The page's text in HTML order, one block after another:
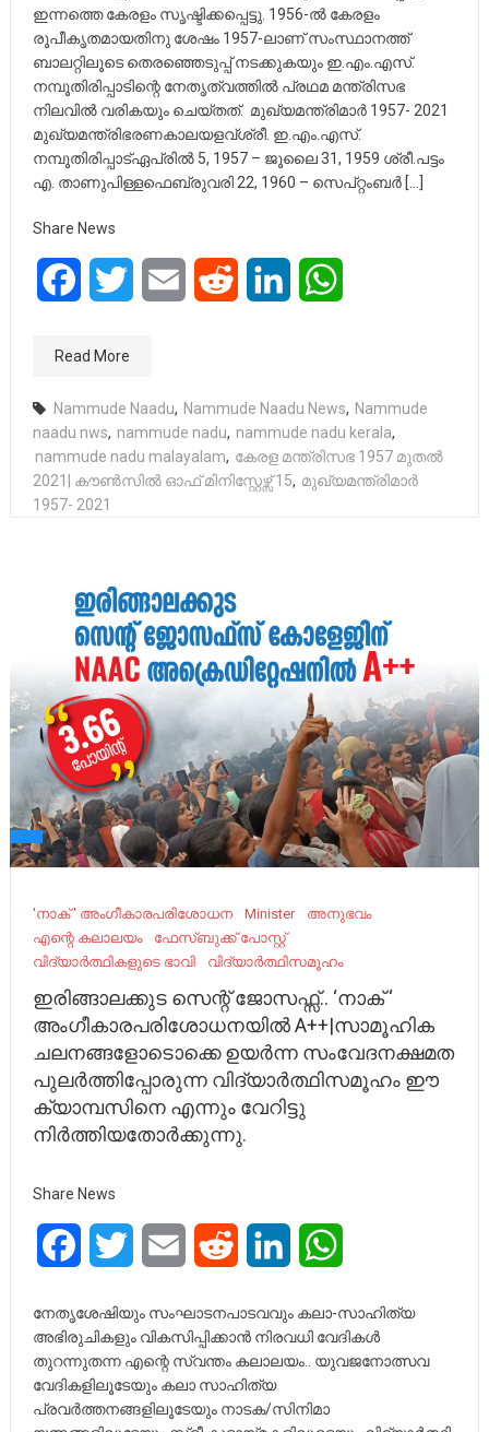
ഇന്നത്തെ കേരളം സൃഷ്ടിക്കപ്പെട്ടു. 1956-ൽ കേരളം
രൂപീകൃതമായതിനു ശേഷം 1957-ലാണ് സംസ്ഥാനത്ത്
ബാലറ്റിലൂടെ തെരഞ്ഞെടുപ്പ് നടക്കുകയും ഇ.എം.എസ്.
നമ്പൂതിരിപ്പാടിന്റെ നേതൃത്വത്തിൽ പ്രഥമ മന്ത്രിസഭ
നിലവിൽ വരികയും ചെയ്തത്. ​ മുഖ്യമന്ത്രിമാർ 1957- 2021
മുഖ്യമന്ത്രിഭരണകാലയളവ്ശ്രീ. ഇ.എം.എസ്.
നമ്പൂതിരിപ്പാട്ഏപ്രിൽ 5, 1957 – ജൂലൈ 31, 1959 ശ്രീ.പട്ടം
എ. താണുപിള്ളഫെബ്രുവരി 22, 1960 – സെപ്റ്റംബർ […]
Share News
FacebookTwitter Email Reddit LinkedIn
Read More
Nammude Naadu, Nammude Naadu News, Nammude
naadu nws, nammude nadu, nammude nadu kerala,
nammude nadu malayalam, കേരള മന്ത്രിസഭ 1957 മുതൽ
2021| കൗൺസിൽ ഓഫ് മിനിസ്റ്റേഴ്സ് 15, മുഖ്യമന്ത്രിമാർ
1957- 2021
'നാക് ' അംഗീകാരപരിശോധന Minister
അനുഭവം
എന്റെ കലാലയം
ഫേസ്ബുക്ക് പോസ്റ്റ്
വിദ്യാർത്ഥികളുടെ ഭാവി
വിദ്യാർത്ഥിസമൂഹം
ഇരിങ്ങാലക്കുട സെന്റ് ജോസഫ്സ്.. ‘നാക് ‘
അംഗീകാരപരിശോധനയിൽ A++|സാമൂഹിക
ചലനങ്ങളോടൊക്കെ ഉയർന്ന സംവേദനക്ഷമത
പുലർത്തിപ്പോരുന്ന വിദ്യാർത്ഥിസമൂഹം ഈ
ക്യാമ്പസിനെ എന്നും വേറിട്ടു
നിർത്തിയതോർക്കുന്നു.
Share News
FacebookTwitter Email Reddit LinkedIn
നേതൃശേഷിയും സംഘാടനപാടവവും കലാ-സാഹിത്യ
അഭിരുചികളും വികസിപ്പിക്കാൻ നിരവധി വേദികൾ
തുറന്നുതന്ന എന്റെ സ്വന്തം കലാലയം.. യുവജനോത്സവ
വേദികളിലൂടേയും കലാ സാഹിത്യ
പ്രവർത്തനങ്ങളിലൂടേയും നാടക/സിനിമാ